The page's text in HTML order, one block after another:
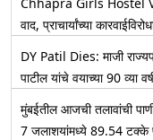
वाद, प्राचार्यांच्या
DY Patil Dies: माजी
पाटील यांचे वयाच्या 90 व्या
मुंबईतील आजची तलावांची
7 जलाशयांमध्ये 89.54 टक्के